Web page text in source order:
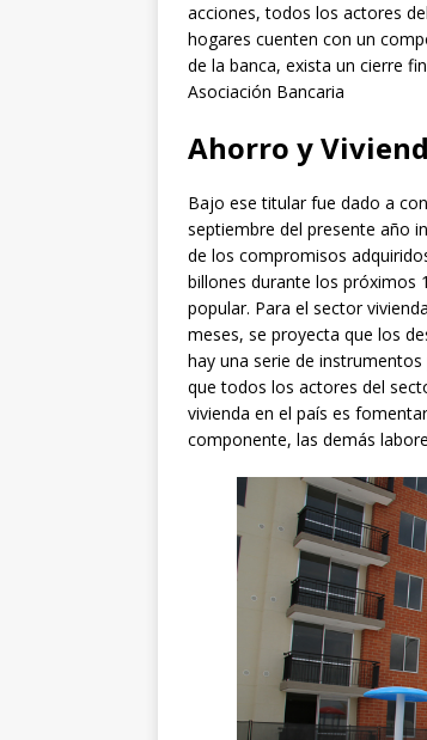
acciones, todos los actores
hogares cuenten con un
de la banca, exista un cierre
Asociación Bancaria
Ahorro y
Bajo ese titular fue dado a
septiembre del presente año
de los compromisos
billones durante los próximos
popular. Para el sector
meses, se proyecta que los
hay una serie de
que todos los actores del
vivienda en el país es
componente, las demás